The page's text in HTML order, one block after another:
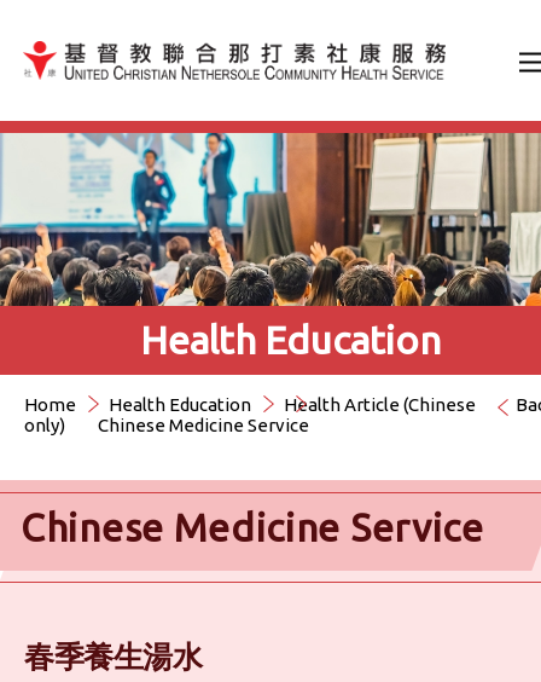
Jump to Content（按輸入鍵
Health Education
Home Health Education
Health Article (Chinese
only)
Chinese Medicine Service
Chinese Medicine Service
春季養生湯水